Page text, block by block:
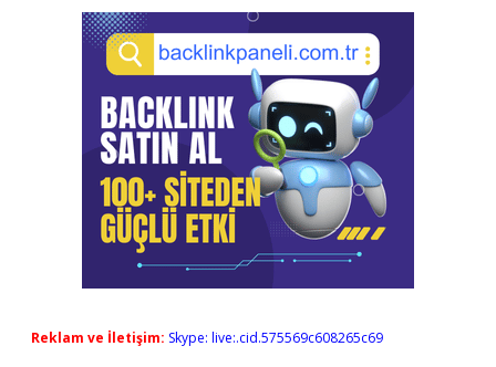
Reklam ve İletişim: Skype: live:.cid.575569c608265c69